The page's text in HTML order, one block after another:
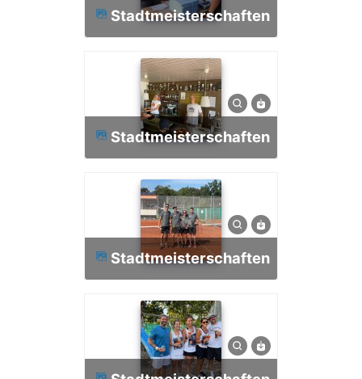
Stadtmeisterschaften
Stadtmeisterschaften
Stadtmeisterschaften